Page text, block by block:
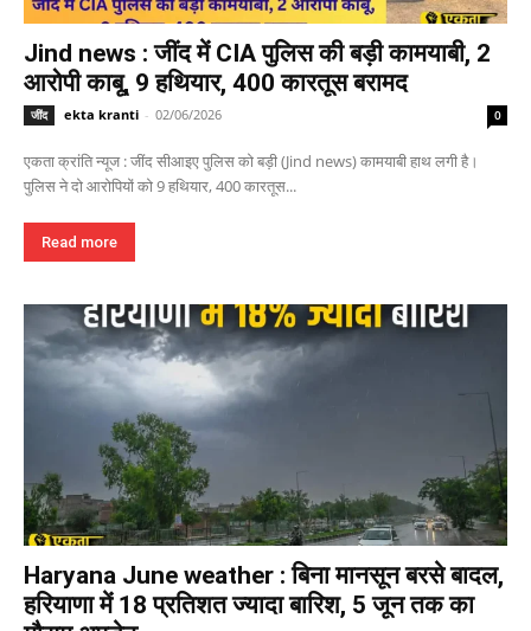
Jind news : जींद में CIA पुलिस की बड़ी कामयाबी, 2
आरोपी काबू, 9 हथियार, 400 कारतूस बरामद
जींद ekta kranti - 02/06/2026 0
एकता क्रांति न्यूज : जींद सीआइए पुलिस को बड़ी (Jind news) कामयाबी हाथ लगी है।
पुलिस ने दो आरोपियों को 9 हथियार, 400 कारतूस...
Read more
Haryana June weather : बिना मानसून बरसे बादल,
हरियाणा में 18 प्रतिशत ज्यादा बारिश, 5 जून तक का